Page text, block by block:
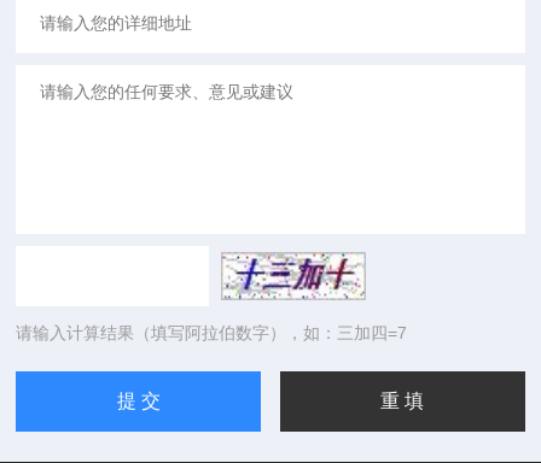
请输入计算结果（填写阿拉伯数字），如：三加四=7